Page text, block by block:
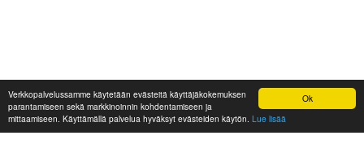
Ok
Verkkopalvelussamme käytetään evästeitä käyttäjäkokemuksen
parantamiseen sekä markkinoinnin kohdentamiseen ja
mittaamiseen. Käyttämällä palvelua hyväksyt evästeiden käytön. Lue lisää